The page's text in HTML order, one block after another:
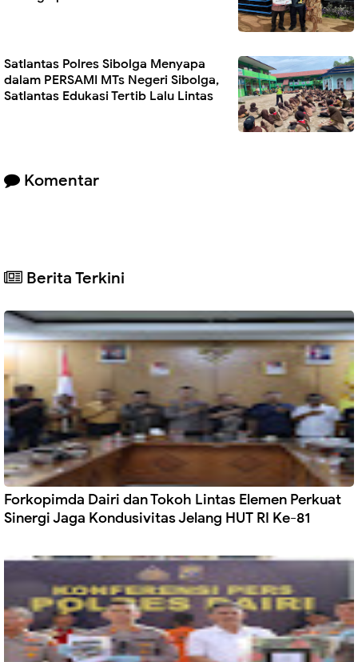
Satlantas Polres Sibolga Menyapa
dalam PERSAMI MTs Negeri Sibolga,
Satlantas Edukasi Tertib Lalu Lintas
Komentar
Berita Terkini
Forkopimda Dairi dan Tokoh Lintas Elemen Perkuat
Sinergi Jaga Kondusivitas Jelang HUT RI Ke-81